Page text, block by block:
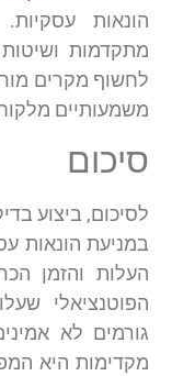
הונאות
מתקדמות
לחשוף מקרים
משמעותיים
סיכום
לסיכום, ביצוע
במניעת הונאות
העלות והזמן
הפוטנציאלי
גורמים לא
מקדימות היא